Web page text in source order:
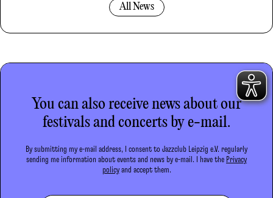
All News
You can also receive news about our
festivals and concerts by e-mail.
By submitting my e-mail address, I consent to Jazzclub Leipzig e.V. regularly
sending me information about events and news by e-mail. I have the Privacy
policyand accept them.